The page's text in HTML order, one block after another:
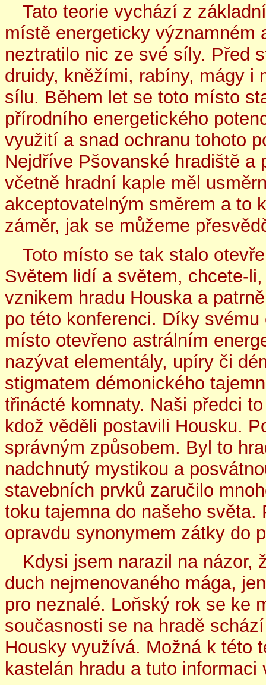
Tato teorie vychází z
místě energeticky
neztratilo nic ze své síly. Před
druidy, kněžími, rabíny, mágy i
sílu. Během let se toto místo
přírodního energetického
využití a snad ochranu tohoto
Nejdříve Pšovanské hradiště a
včetně hradní kaple měl
akceptovatelným směrem a to
záměr, jak se můžeme
Toto místo se tak stalo
Světem lidí a světem, chcete-
vznikem hradu Houska a
po této konferenci. Díky
místo otevřeno astrálním
nazývat elementály, upíry či
stigmatem démonického
třinácté komnaty. Naši předci
kdož věděli postavili Housku.
správným způsobem. Byl to
nadchnutý mystikou a
stavebních prvků zaručilo
toku tajemna do našeho
opravdu synonymem zátky do
Kdysi jsem narazil na názor,
duch nejmenovaného mága,
pro neznalé. Loňský rok se ke
současnosti se na hradě
Housky využívá. Možná k této
kastelán hradu a tuto